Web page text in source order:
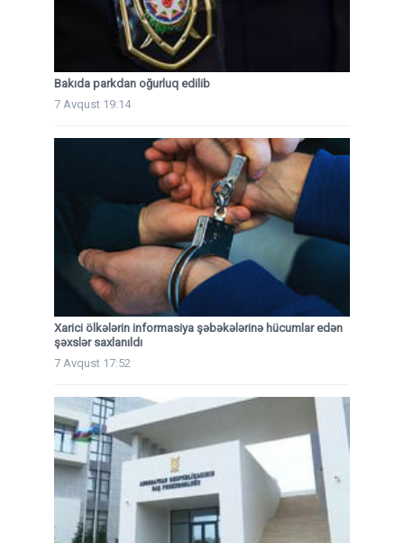
Bakıda parkdan oğurluq edilib
7 Avqust 19:14
Xarici ölkələrin informasiya şəbəkələrinə hücumlar edən
şəxslər saxlanıldı
7 Avqust 17:52